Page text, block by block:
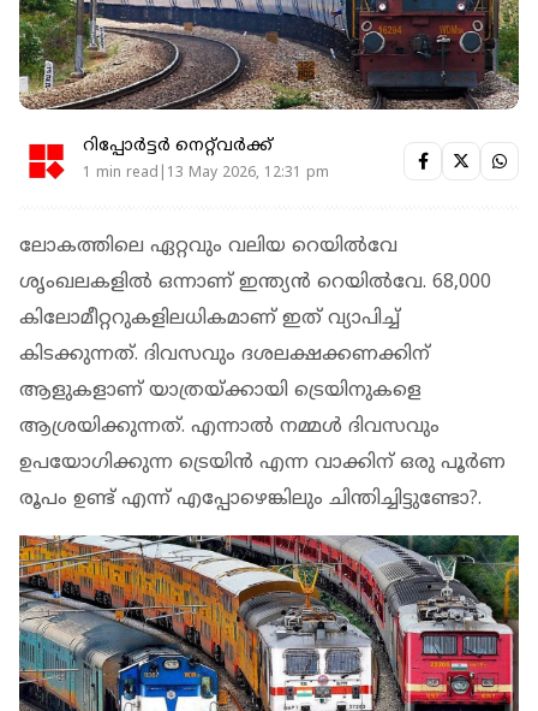
റിപ്പോർട്ടർ നെറ്റ്‌വര്‍ക്ക്‌
1 min read|13 May 2026, 12:31 pm
ലോകത്തിലെ ഏറ്റവും വലിയ റെയില്‍വേ
ശൃംഖലകളില്‍ ഒന്നാണ് ഇന്ത്യന്‍ റെയില്‍വേ. 68,000
കിലോമീറ്ററുകളിലധികമാണ് ഇത് വ്യാപിച്ച്
കിടക്കുന്നത്. ദിവസവും ദശലക്ഷക്കണക്കിന്
ആളുകളാണ് യാത്രയ്ക്കായി ട്രെയിനുകളെ
ആശ്രയിക്കുന്നത്. എന്നാല്‍ നമ്മള്‍ ദിവസവും
ഉപയോഗിക്കുന്ന ട്രെയിന്‍ എന്ന വാക്കിന് ഒരു പൂര്‍ണ
രൂപം ഉണ്ട് എന്ന് എപ്പോഴെങ്കിലും ചിന്തിച്ചിട്ടുണ്ടോ?.